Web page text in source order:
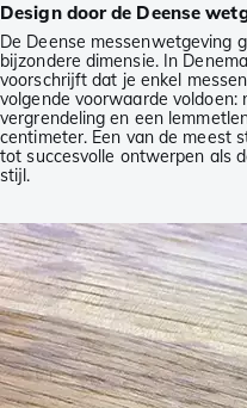
Design door de Deense
De Deense messenwetgeving
bijzondere dimensie. In
voorschrijft dat je enkel
volgende voorwaarde voldoen:
vergrendeling en een
centimeter. Een van de meest
tot succesvolle ontwerpen als
stijl.